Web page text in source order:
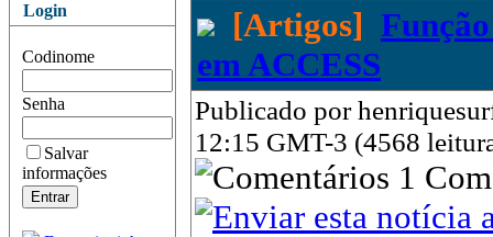
Login
Codinome
Senha
Salvar
informações
[Artigos]
em ACCESS
Publicado por
12:15 GMT-3 (4568
1